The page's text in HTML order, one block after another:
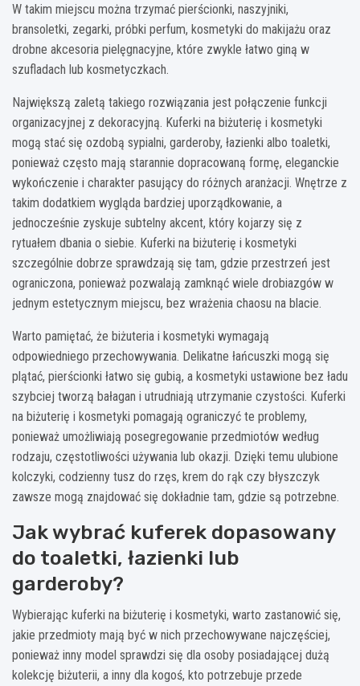
W takim miejscu można trzymać pierścionki, naszyjniki,
bransoletki, zegarki, próbki perfum, kosmetyki do makijażu oraz
drobne akcesoria pielęgnacyjne, które zwykle łatwo giną w
szufladach lub kosmetyczkach.
Największą zaletą takiego rozwiązania jest połączenie funkcji
organizacyjnej z dekoracyjną. Kuferki na biżuterię i kosmetyki
mogą stać się ozdobą sypialni, garderoby, łazienki albo toaletki,
ponieważ często mają starannie dopracowaną formę, eleganckie
wykończenie i charakter pasujący do różnych aranżacji. Wnętrze z
takim dodatkiem wygląda bardziej uporządkowanie, a
jednocześnie zyskuje subtelny akcent, który kojarzy się z
rytuałem dbania o siebie. Kuferki na biżuterię i kosmetyki
szczególnie dobrze sprawdzają się tam, gdzie przestrzeń jest
ograniczona, ponieważ pozwalają zamknąć wiele drobiazgów w
jednym estetycznym miejscu, bez wrażenia chaosu na blacie.
Warto pamiętać, że biżuteria i kosmetyki wymagają
odpowiedniego przechowywania. Delikatne łańcuszki mogą się
plątać, pierścionki łatwo się gubią, a kosmetyki ustawione bez ładu
szybciej tworzą bałagan i utrudniają utrzymanie czystości. Kuferki
na biżuterię i kosmetyki pomagają ograniczyć te problemy,
ponieważ umożliwiają posegregowanie przedmiotów według
rodzaju, częstotliwości używania lub okazji. Dzięki temu ulubione
kolczyki, codzienny tusz do rzęs, krem do rąk czy błyszczyk
zawsze mogą znajdować się dokładnie tam, gdzie są potrzebne.
Jak wybrać kuferek dopasowany
do toaletki, łazienki lub
garderoby?
Wybierając kuferki na biżuterię i kosmetyki, warto zastanowić się,
jakie przedmioty mają być w nich przechowywane najczęściej,
ponieważ inny model sprawdzi się dla osoby posiadającej dużą
kolekcję biżuterii, a inny dla kogoś, kto potrzebuje przede